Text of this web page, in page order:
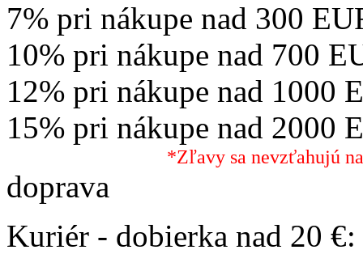
7% pri nákupe nad 300
10% pri nákupe nad 700
12% pri nákupe nad 1000
15% pri nákupe nad 2000
*Zľavy sa nevzťahujú
doprava
Kuriér - dobierka nad 20 €: